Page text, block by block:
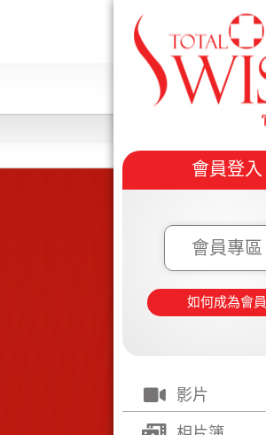
會員登入
會員專區
如何成為會員
影片